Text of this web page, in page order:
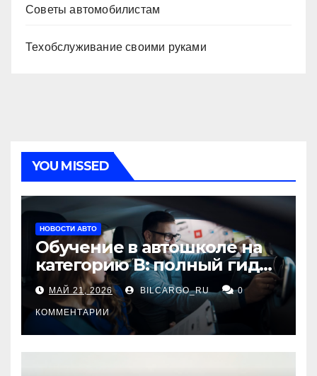
Советы автомобилистам
Техобслуживание своими руками
YOU MISSED
НОВОСТИ АВТО
Обучение в автошколе на
категорию В: полный гид
для будущих водителей
МАЙ 21, 2026 BILCARGO_RU 0
КОММЕНТАРИИ